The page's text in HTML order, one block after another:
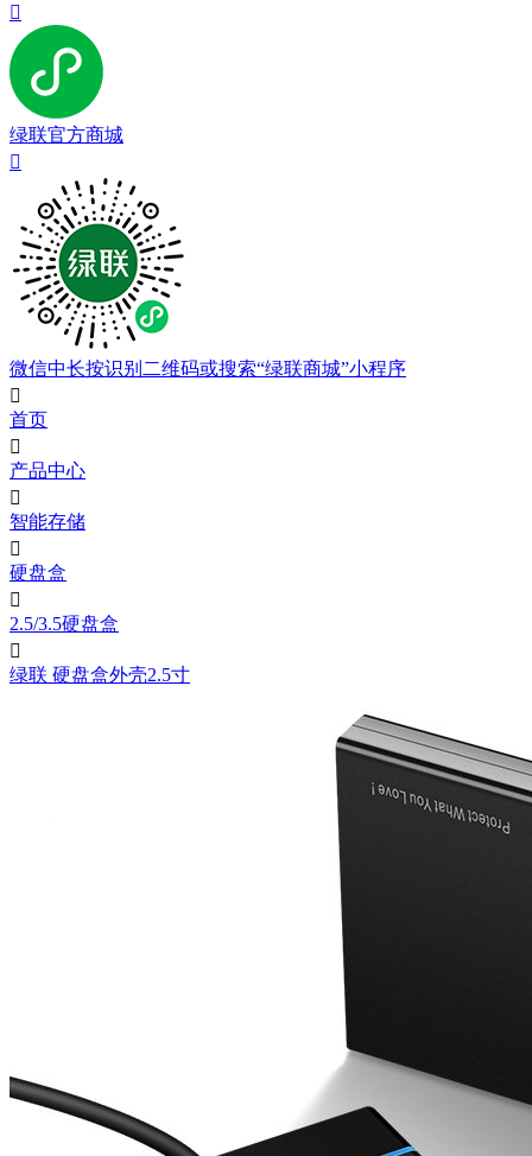

绿联官方商城

微信中长按识别二维码或搜索“绿联商城”小程序

首页

产品中心

智能存储

硬盘盒

2.5/3.5硬盘盒

绿联 硬盘盒外壳2.5寸